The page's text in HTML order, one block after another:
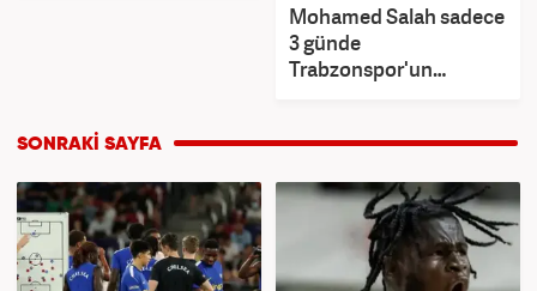
Mohamed Salah sadece
3 günde
Trabzonspor'un